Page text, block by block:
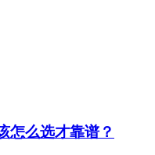
怎么选才靠谱？